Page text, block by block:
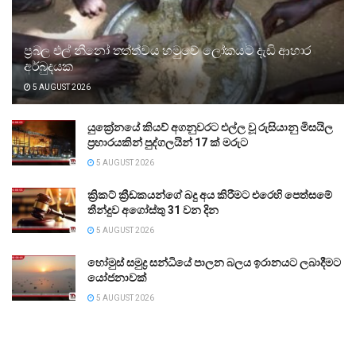
ප්‍රබල එල් නීනෝ තත්ත්වය හමුවේ ලෝකයට දැඩි ආහාර
අර්බුදයක
5 AUGUST 2026
යුක්‍රේනයේ කියව් අගනුවරට එල්ල වූ රුසියානු මිසයිල
ප්‍රහාරයකින් පුද්ගලයින් 17 ක් මරුට
5 AUGUST 2026
ක්‍රිකට් ක්‍රීඩකයන්ගේ බදු අය කිරීමට එරෙහි පෙත්සමේ
තීන්දුව අගෝස්තු 31 වන දින
5 AUGUST 2026
හෝමුස් සමුද්‍ර සන්ධියේ පාලන බලය ඉරානයට ලබාදීමට
යෝජනාවක්
5 AUGUST 2026